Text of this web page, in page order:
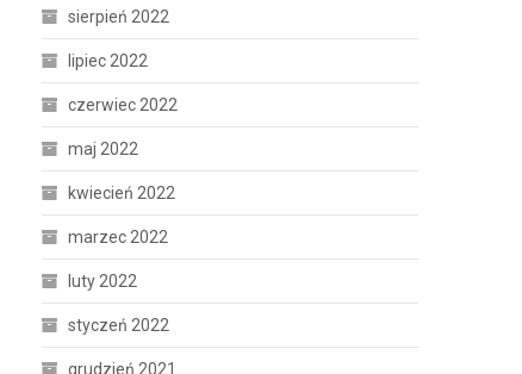
sierpień 2022
lipiec 2022
czerwiec 2022
maj 2022
kwiecień 2022
marzec 2022
luty 2022
styczeń 2022
grudzień 2021